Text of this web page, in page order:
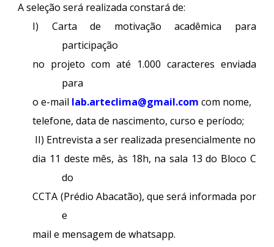
A seleção será realizada constará de:
I) Carta de motivação acadêmica para
participação
no projeto com até 1.000 caracteres enviada
para
o e-mail lab.arteclima@gmail.com com nome,
telefone, data de nascimento, curso e período;
II) Entrevista a ser realizada presencialmente no
dia 11 deste mês, às 18h, na sala 13 do Bloco C
do
CCTA (Prédio Abacatão), que será informada por
e
mail e mensagem de whatsapp.